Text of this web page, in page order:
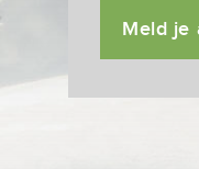
Meld je